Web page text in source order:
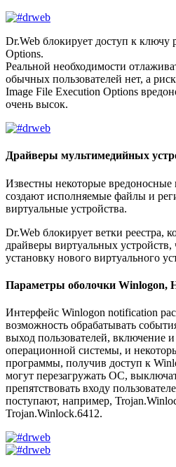
Dr.Web блокирует доступ к ключу
Options.
Реальной необходимости
обычных пользователей нет, а
Image File Execution Options
очень высок.
Драйверы мультимедийных
Известны некоторые
создают исполняемые файлы и
виртуальные устройства.
Dr.Web блокирует ветки реестра,
драйверы виртуальных
установку нового виртуального
Параметры оболочки Winlogon,
Интерфейс Winlogon notification
возможность обрабатывать
выход пользователей, включение
операционной системы, и
программы, получив доступ к
могут перезагружать ОС,
препятствовать входу
поступают, например,
Trojan.Winlock.6412.